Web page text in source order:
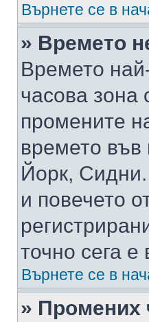
Върнете се в
» Времето
Времето
часова зона
промените
времето
Йорк,
и повечето
точно сега
Върнете се в
» Промених